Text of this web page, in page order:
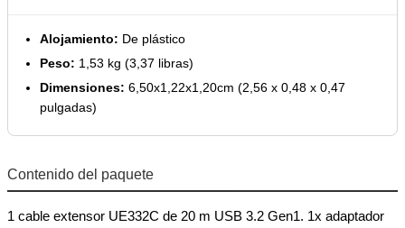
Alojamiento: De plástico
Peso: 1,53 kg (3,37 libras)
Dimensiones: 6,50x1,22x1,20cm (2,56 x 0,48 x 0,47
pulgadas)
Contenido del paquete
1 cable extensor UE332C de 20 m USB 3.2 Gen1. 1x adaptador